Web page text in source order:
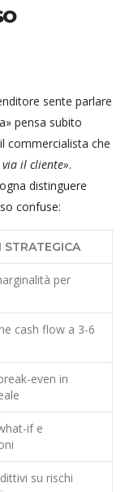
sente parlare
pensa subito
commercialista che
il cliente».
distinguere
confuse:
STRATEGICA
per
cash flow a 3-6
even in
if e
su rischi